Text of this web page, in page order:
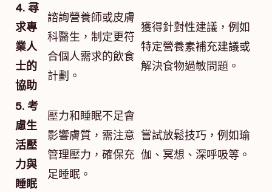
4. 尋
求專
業人
士的
協助
諮詢營養師或皮膚
科醫生，制定更符
合個人需求的飲食
計劃。
獲得針對性建議，例如
特定營養素補充建議或
解決食物過敏問題。
5. 考
慮生
活壓
力與
睡眠
壓力和睡眠不足會
影響膚質，需注意
管理壓力，確保充
足睡眠。
嘗試放鬆技巧，例如瑜
伽、冥想、深呼吸等。